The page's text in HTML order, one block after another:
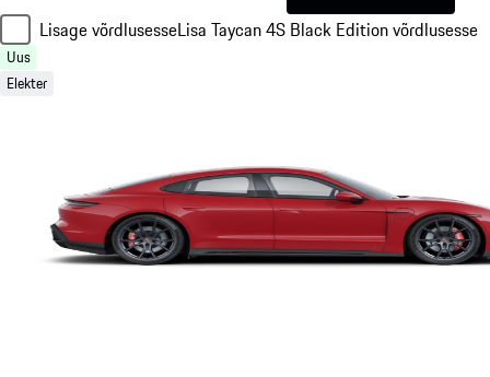
Lisage võrdlusesseLisa Taycan 4S Black Edition võrdlusesse
Uus
Elekter